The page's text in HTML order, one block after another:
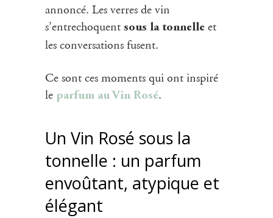
annoncé. Les verres de vin
s’entrechoquent sous la tonnelle et
les conversations fusent.
Ce sont ces moments qui ont inspiré
le parfum au Vin Rosé.
Un Vin Rosé sous la
tonnelle : un parfum
envoûtant, atypique et
élégant